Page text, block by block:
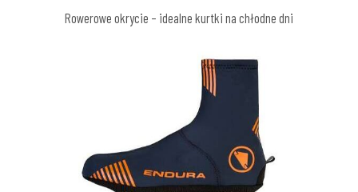
Rowerowe okrycie – idealne kurtki na chłodne dni